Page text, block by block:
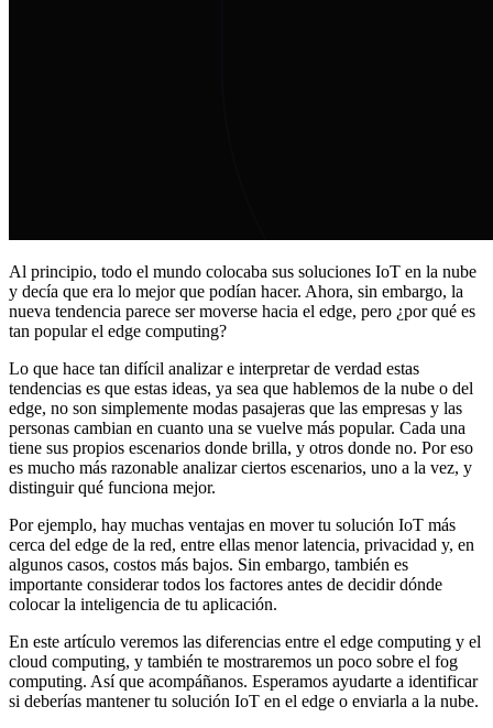
Al principio, todo el mundo colocaba sus soluciones IoT en la nube
y decía que era lo mejor que podían hacer. Ahora, sin embargo, la
nueva tendencia parece ser moverse hacia el edge, pero ¿por qué es
tan popular el edge computing?
Lo que hace tan difícil analizar e interpretar de verdad estas
tendencias es que estas ideas, ya sea que hablemos de la nube o del
edge, no son simplemente modas pasajeras que las empresas y las
personas cambian en cuanto una se vuelve más popular. Cada una
tiene sus propios escenarios donde brilla, y otros donde no. Por eso
es mucho más razonable analizar ciertos escenarios, uno a la vez, y
distinguir qué funciona mejor.
Por ejemplo, hay muchas ventajas en mover tu solución IoT más
cerca del edge de la red, entre ellas menor latencia, privacidad y, en
algunos casos, costos más bajos. Sin embargo, también es
importante considerar todos los factores antes de decidir dónde
colocar la inteligencia de tu aplicación.
En este artículo veremos las diferencias entre el edge computing y el
cloud computing, y también te mostraremos un poco sobre el fog
computing. Así que acompáñanos. Esperamos ayudarte a identificar
si deberías mantener tu solución IoT en el edge o enviarla a la nube.